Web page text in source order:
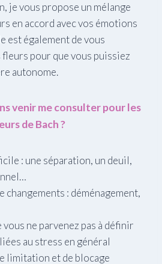
je vous propose un mélange
en accord avec vos émotions
est également de vous
pour que vous puissiez
autonome.
venir me consulter pour les
de Bach ?
: une séparation, un deuil,
changements : déménagement,
vous ne parvenez pas à définir
au stress en général
limitation et de blocage